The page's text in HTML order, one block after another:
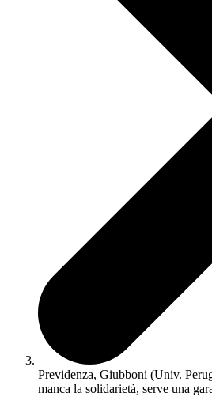
Previdenza, Giubboni (Univ.
manca la solidarietà, serve una